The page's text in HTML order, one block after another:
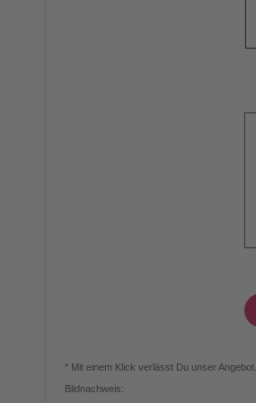
* Mit einem Klick verlässt Du unser Angebot.
Bildnachweis: